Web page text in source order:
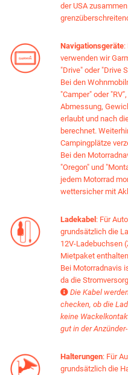
der USA
Navigationsgeräte:
verwenden wir
"Drive" oder "Drive
Bei den
"Camper" oder
Abmessung,
erlaubt und nach
berechnet.
Campingplätze
Bei den
"Oregon" und
jedem Motorrad
wettersicher mit
Ladekabel: Für
grundsätzlich die
12V-Ladebuchsen
Mietpaket
Bei Motorradnavis
da die
 Die Kabel
checken, ob die
keine
gut in der
Halterungen: Für
grundsätzlich die